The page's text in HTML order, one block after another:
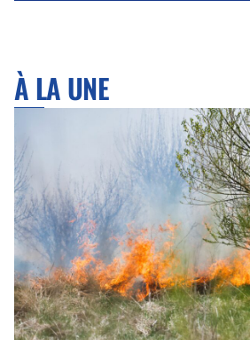
À LA UNE